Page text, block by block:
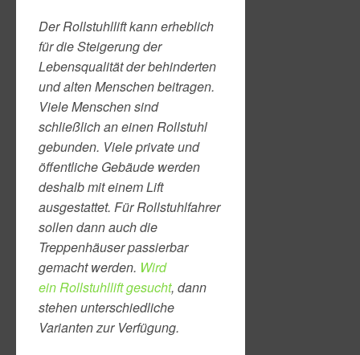
Der Rollstuhllift kann erheblich
für die Steigerung der
Lebensqualität der behinderten
und alten Menschen beitragen.
Viele Menschen sind
schließlich an einen Rollstuhl
gebunden. Viele private und
öffentliche Gebäude werden
deshalb mit einem Lift
ausgestattet. Für Rollstuhlfahrer
sollen dann auch die
Treppenhäuser passierbar
gemacht werden. Wird
ein Rollstuhllift gesucht, dann
stehen unterschiedliche
Varianten zur Verfügung.